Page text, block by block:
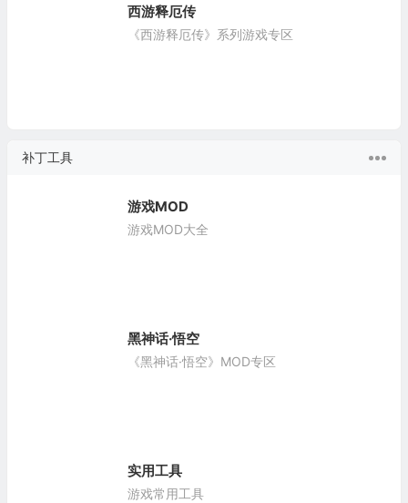
西游释厄传
《西游释厄传》系列游戏专区
补丁工具
游戏MOD
游戏MOD大全
黑神话·悟空
《黑神话·悟空》MOD专区
实用工具
游戏常用工具